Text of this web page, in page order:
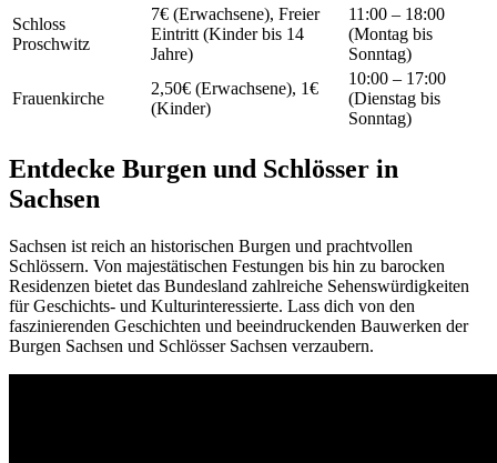
Schloss
Proschwitz
7€ (Erwachsene), Freier
Eintritt (Kinder bis 14
Jahre)
11:00 – 18:00
(Montag bis
Sonntag)
Frauenkirche
2,50€ (Erwachsene), 1€
(Kinder)
10:00 – 17:00
(Dienstag bis
Sonntag)
Entdecke Burgen und Schlösser in
Sachsen
Sachsen ist reich an historischen Burgen und prachtvollen
Schlössern. Von majestätischen Festungen bis hin zu barocken
Residenzen bietet das Bundesland zahlreiche Sehenswürdigkeiten
für Geschichts- und Kulturinteressierte. Lass dich von den
faszinierenden Geschichten und beeindruckenden Bauwerken der
Burgen Sachsen und Schlösser Sachsen verzaubern.